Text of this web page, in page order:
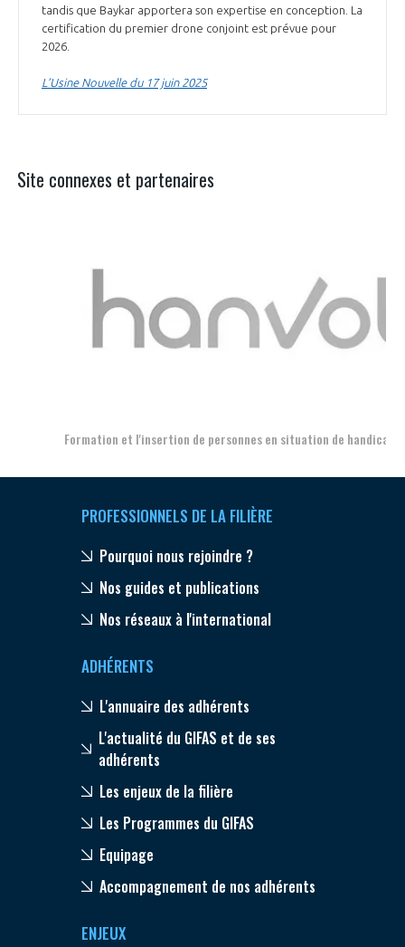
tandis que Baykar apportera son expertise en conception. La
certification du premier drone conjoint est prévue pour
2026.
L’Usine Nouvelle du 17 juin 2025
Site connexes et partenaires
Formation et l'insertion de personnes en situation de handicap
PROFESSIONNELS DE LA FILIÈRE
Pourquoi nous rejoindre ?
Nos guides et publications
Nos réseaux à l'international
ADHÉRENTS
L'annuaire des adhérents
L'actualité du GIFAS et de ses
adhérents
Les enjeux de la filière
Les Programmes du GIFAS
Equipage
Accompagnement de nos adhérents
ENJEUX